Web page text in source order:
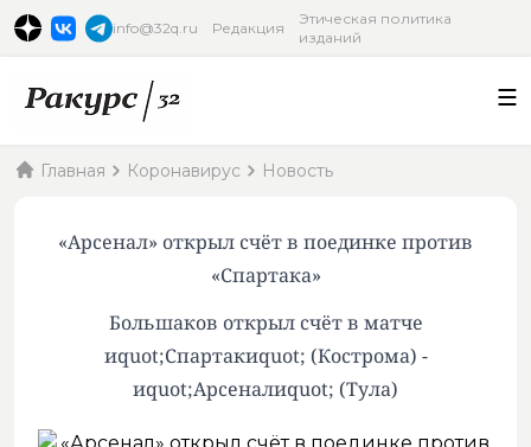
info@32q.ru Редакция
Этическая политика
изданий
Главная Коронавирус Новость
«Арсенал» открыл счёт в поединке против
«Спартака»
Большаков открыл счёт в матче
иquot;Спартакиquot; (Кострома) -
иquot;Арсеналиquot; (Тула)